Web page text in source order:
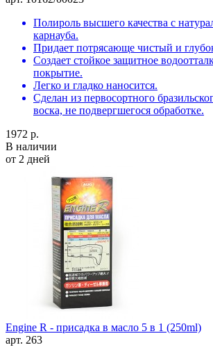
Полироль высшего качества с
карнауба.
Придает потрясающе чистый и
Создает стойкое защитное
покрытие.
Легко и гладко наносится.
Сделан из первосортного
воска, не подвергшегося обработке.
1972 р.
В наличии
от 2 дней
Engine R - присадка в масло 5 в 1 (250ml)
арт. 263